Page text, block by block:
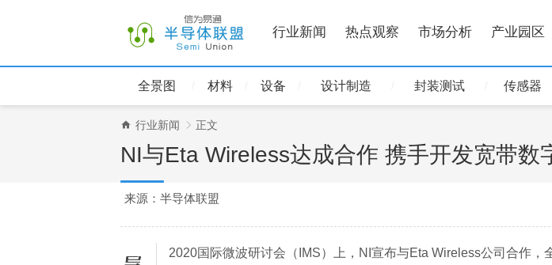
行业新闻 热点观察 市场分析 产业园区
全景图 材料 设备 设计制造 封装测试 传感器
行业新闻 正文
NI与Eta Wireless达成合作 携手开发宽带数
来源：半导体联盟
2020国际微波研讨会（IMS）上，NI宣布与Eta Wireless公司合作，